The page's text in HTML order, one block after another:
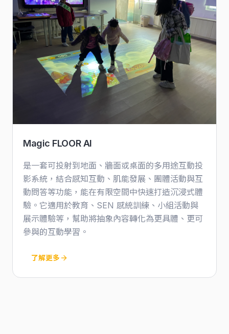
Magic FLOOR AI
是一套可投射到地面、牆面或桌面的多用途互動投
影系統，結合感知互動、肌能發展、團體活動與互
動問答等功能，能在有限空間中快速打造沉浸式體
驗。它適用於教育、SEN 感統訓練、小組活動與
展示體驗等，幫助將抽象內容轉化為更具體、更可
參與的互動學習。
了解更多